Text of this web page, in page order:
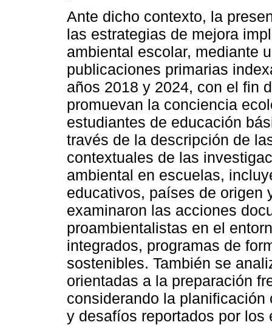
Ante dicho contexto, la
las estrategias de mejora
ambiental escolar, mediante
publicaciones primarias
años 2018 y 2024, con el fin
promuevan la conciencia
estudiantes de educación
través de la descripción de
contextuales de las
ambiental en escuelas,
educativos, países de origen
examinaron las acciones
proambientalistas en el
integrados, programas de
sostenibles. También se
orientadas a la preparación
considerando la
y desafíos reportados por los